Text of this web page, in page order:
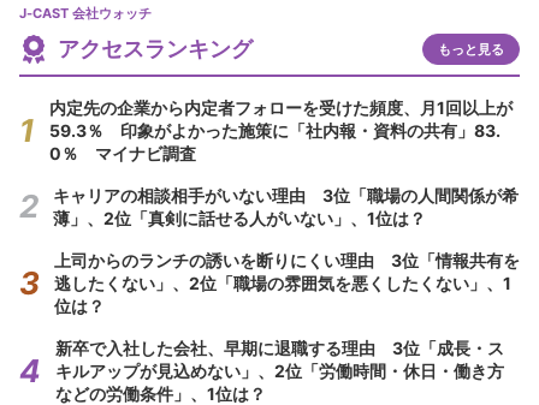
J-CAST 会社ウォッチ
アクセスランキング もっと見る
内定先の企業から内定者フォローを受けた頻度、月1回以上が
59.3％ 印象がよかった施策に「社内報・資料の共有」83.
0％ マイナビ調査
キャリアの相談相手がいない理由 3位「職場の人間関係が希
薄」、2位「真剣に話せる人がいない」、1位は？
上司からのランチの誘いを断りにくい理由 3位「情報共有を
逃したくない」、2位「職場の雰囲気を悪くしたくない」、1
位は？
新卒で入社した会社、早期に退職する理由 3位「成長・ス
キルアップが見込めない」、2位「労働時間・休日・働き方
などの労働条件」、1位は？